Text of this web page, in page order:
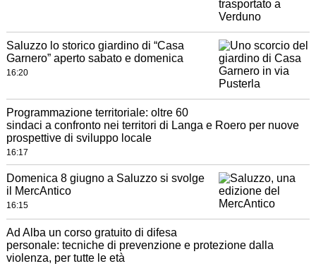
Saluzzo lo storico giardino di “Casa
Garnero” aperto sabato e domenica
16:20
Programmazione territoriale: oltre 60
sindaci a confronto nei territori di Langa e Roero per nuove
prospettive di sviluppo locale
16:17
Domenica 8 giugno a Saluzzo si svolge
il MercAntico
16:15
Ad Alba un corso gratuito di difesa
personale: tecniche di prevenzione e protezione dalla
violenza, per tutte le età